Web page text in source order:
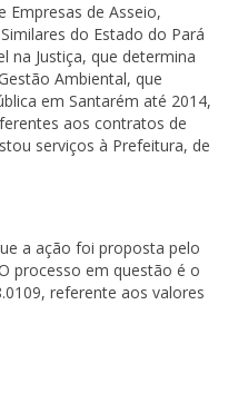
Empresas de Asseio,
do Estado do Pará
na Justiça, que determina
Ambiental, que
em Santarém até 2014,
aos contratos de
serviços à Prefeitura, de
a ação foi proposta pelo
processo em questão é o
referente aos valores